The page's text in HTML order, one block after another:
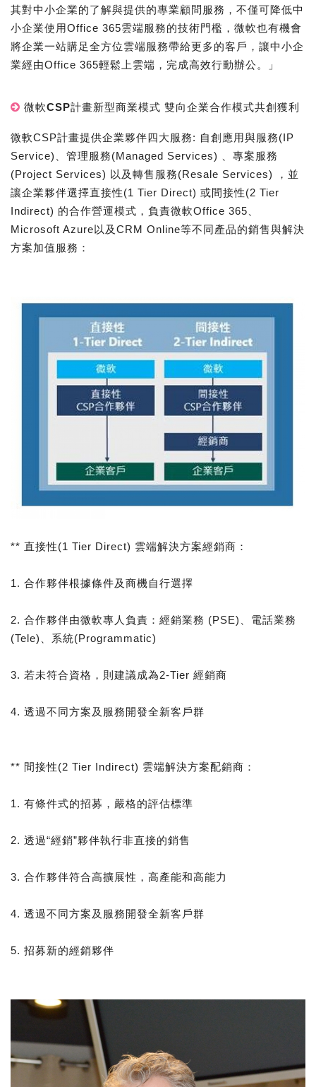
其對中小企業的了解與提供的專業顧問服務，不僅可降低中
小企業使用Office 365雲端服務的技術門檻，微軟也有機會
將企業一站購足全方位雲端服務帶給更多的客戶，讓中小企
業經由Office 365輕鬆上雲端，完成高效行動辦公。」
微軟CSP計畫新型商業模式 雙向企業合作模式共創獲利
微軟CSP計畫提供企業夥伴四大服務: 自創應用與服務(IP
Service)、管理服務(Managed Services) 、專案服務
(Project Services) 以及轉售服務(Resale Services) ，並
讓企業夥伴選擇直接性(1 Tier Direct) 或間接性(2 Tier
Indirect) 的合作營運模式，負責微軟Office 365、
Microsoft Azure以及CRM Online等不同產品的銷售與解決
方案加值服務：
** 直接性(1 Tier Direct) 雲端解決方案經銷商：
1. 合作夥伴根據條件及商機自行選擇
2. 合作夥伴由微軟專人負責：經銷業務 (PSE)、電話業務
(Tele)、系統(Programmatic)
3. 若未符合資格，則建議成為2-Tier 經銷商
4. 透過不同方案及服務開發全新客戶群
** 間接性(2 Tier Indirect) 雲端解決方案配銷商：
1. 有條件式的招募，嚴格的評估標準
2. 透過“經銷”夥伴執行非直接的銷售
3. 合作夥伴符合高擴展性，高產能和高能力
4. 透過不同方案及服務開發全新客戶群
5. 招募新的經銷夥伴